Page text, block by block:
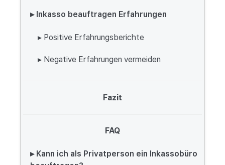
▸ Inkasso beauftragen Erfahrungen
▸ Positive Erfahrungsberichte
▸ Negative Erfahrungen vermeiden
Fazit
FAQ
▸ Kann ich als Privatperson ein Inkassobüro